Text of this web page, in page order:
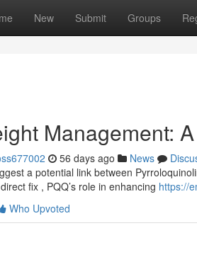
New Submit Groups
Management:
56 days ago News
a potential link between
fix , PQQ’s role in enhancing https://
Who Upvoted